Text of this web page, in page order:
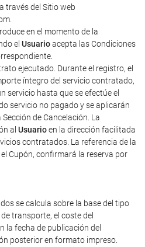
través del Sitio web
en el momento de la
el Usuarioacepta las Condiciones
ejecutado. Durante el registro, el
íntegro del servicio contratado,
servicio hasta que se efectúe el
servicio no pagado y se aplicarán
de Cancelación. La
al Usuarioen la dirección facilitada
contratados. La referencia de la
Cupón, confirmará la reserva por
se calcula sobre la base del tipo
transporte, el coste del
la fecha de publicación del
posterior en formato impreso.